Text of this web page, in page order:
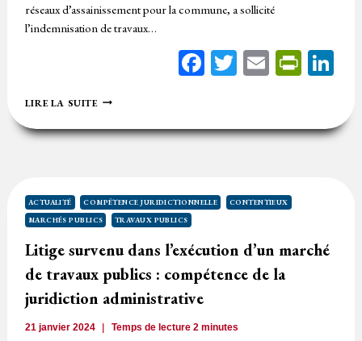
réseaux d’assainissement pour la commune, a sollicité
l’indemnisation de travaux…
Facebook
Twitter
Email
LIRE LA SUITEINDEMNISATION
DES
TRAVAUX
ACTUALITÉ COMPÉTENCE JURIDICTIONNELLE
CONTENTIEUX
MARCHÉS PUBLICS
TRAVAUX PUBLICS
Litige survenu dans l’exécution d’un marché
de travaux publics : compétence de la
juridiction administrative
21 janvier 2024 Temps de lecture2 minutes